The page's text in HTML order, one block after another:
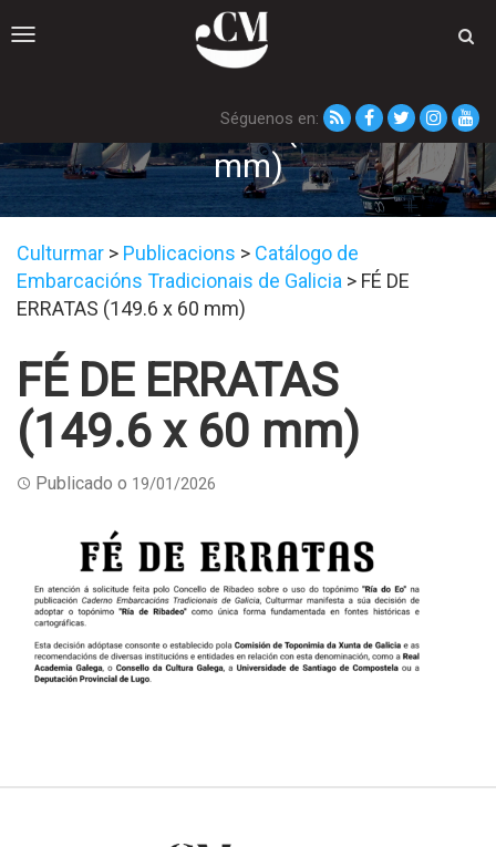
Toggle
Séguenos en:
FÉ DE ERRATAS (149.6 x 60
mm)
Culturmar > Publicacions > Catálogo de
Embarcacións Tradicionais de Galicia > FÉ DE
ERRATAS (149.6 x 60 mm)
FÉ DE ERRATAS
(149.6 x 60 mm)
Publicado o 19/01/2026